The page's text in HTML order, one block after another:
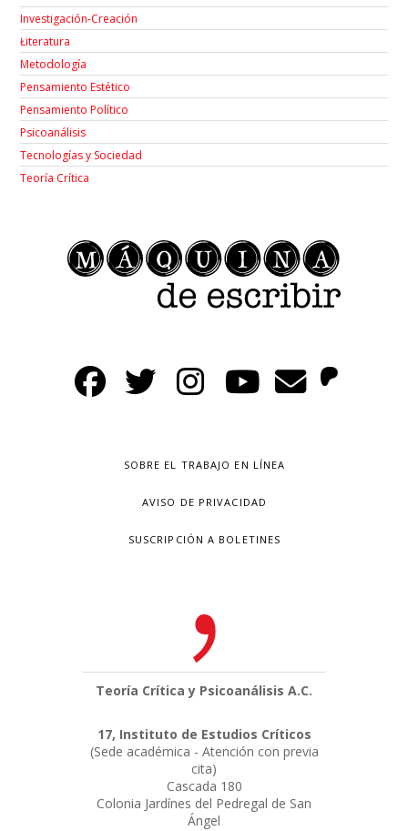
Investigación-Creación
Łiteratura
Metodología
Pensamiento Estético
Pensamiento Político
Psicoanálisis
Tecnologías y Sociedad
Teoría Crítica
SOBRE EL TRABAJO EN LÍNEA
AVISO DE PRIVACIDAD
SUSCRIPCIÓN A BOLETINES
Teoría Crítica y Psicoanálisis A.C.
17, Instituto de Estudios Críticos
(Sede académica - Atención con previa
cita)
Cascada 180
Colonia Jardínes del Pedregal de San
Ángel